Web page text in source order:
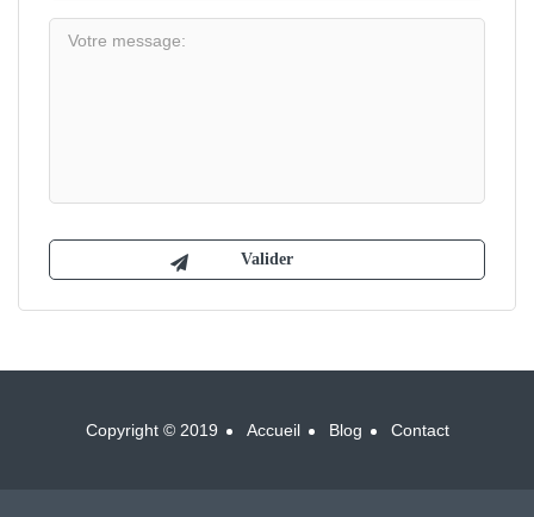
Copyright © 2019 Accueil Blog Contact